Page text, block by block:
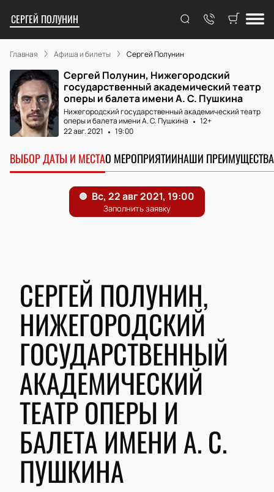
СЕРГЕЙ ПОЛУНИН
Главная Афиша и билеты Сергей Полунин
Сергей Полунин, Нижегородский
государственный академический театр
оперы и балета имени А. С. Пушкина
Нижегородский государственный академический театр
оперы и балета имени А. С. Пушкина
12+
22 авг. 2021
19:00
ВЫБОР ДАТЫ И МЕСТАО МЕРОПРИЯТИИНАШИ ПРЕИМУЩЕСТВА
СЕРГЕЙ ПОЛУНИН,
НИЖЕГОРОДСКИЙ
ГОСУДАРСТВЕННЫЙ
АКАДЕМИЧЕСКИЙ
ТЕАТР ОПЕРЫ И
БАЛЕТА ИМЕНИ А. С.
ПУШКИНА